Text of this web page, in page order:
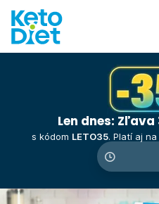
Len dnes: Zľava
s kódom LETO35. Platí aj na